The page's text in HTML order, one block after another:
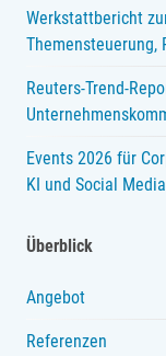
Werkstattbericht
Themensteuerung,
Reuters-Trend-
Events 2026 für
KI und Social Media
Überblick
Angebot
Referenzen